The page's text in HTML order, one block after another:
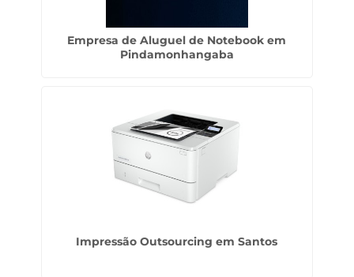
Empresa de Aluguel de Notebook em
Pindamonhangaba
Impressão Outsourcing em Santos